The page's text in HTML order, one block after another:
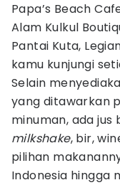
Papa’s Beach
Alam Kulkul
Pantai Kuta,
kamu kunjungi
Selain
yang ditawarkan
minuman, ada jus
milkshake, bir,
pilihan
Indonesia hingga